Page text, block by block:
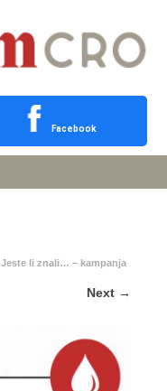
Facebook
Jeste li znali… – kampanja
Next →